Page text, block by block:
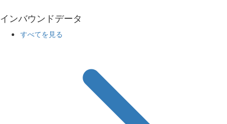
インバウンドデータ
すべてを見る